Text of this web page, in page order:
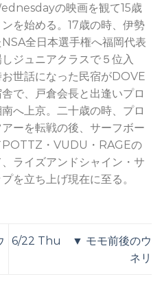
の映画を観て15歳
を始める。17歳の時、伊勢
全日本選手権へ福岡代表
ジュニアクラスで５位入
世話になった民宿がDOVE
で、戸倉会長と出逢いプロ
へ上京。二十歳の時、プロ
ーを転戦の後、サーフボー
POTTZ・VUDU・RAGEの
ライズアンドシャイン・サ
を立ち上げ現在に至る。
6/22 Thu ▼ モモ前後のウ
ネリ